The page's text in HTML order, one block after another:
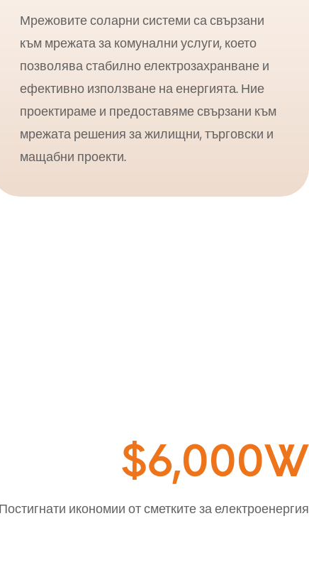
Мрежовите соларни системи са свързани
към мрежата за комунални услуги, което
позволява стабилно електрозахранване и
ефективно използване на енергията. Ние
проектираме и предоставяме свързани към
мрежата решения за жилищни, търговски и
мащабни проекти.
$6,000W
Постигнати икономии от сметките за електроенергия